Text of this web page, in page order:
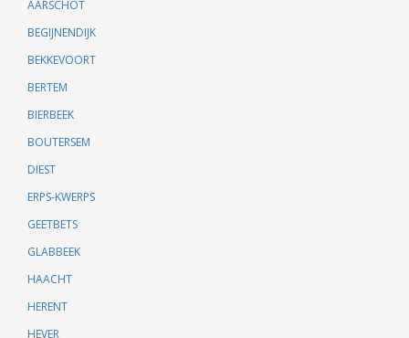
AARSCHOT
BEGIJNENDIJK
BEKKEVOORT
BERTEM
BIERBEEK
BOUTERSEM
DIEST
ERPS-KWERPS
GEETBETS
GLABBEEK
HAACHT
HERENT
HEVER